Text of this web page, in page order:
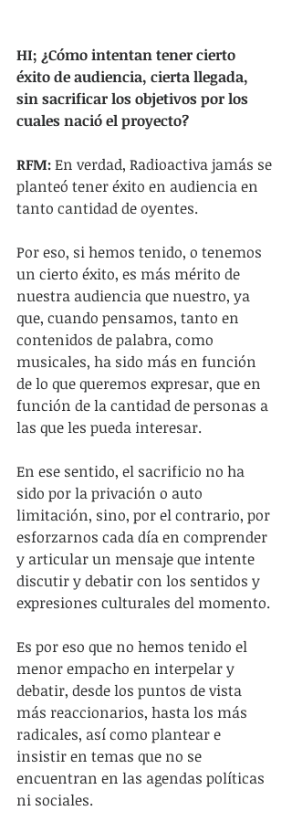
HI; ¿Cómo intentan tener cierto
éxito de audiencia, cierta llegada,
sin sacrificar los objetivos por los
cuales nació el proyecto?
RFM: En verdad, Radioactiva jamás se
planteó tener éxito en audiencia en
tanto cantidad de oyentes.
Por eso, si hemos tenido, o tenemos
un cierto éxito, es más mérito de
nuestra audiencia que nuestro, ya
que, cuando pensamos, tanto en
contenidos de palabra, como
musicales, ha sido más en función
de lo que queremos expresar, que en
función de la cantidad de personas a
las que les pueda interesar.
En ese sentido, el sacrificio no ha
sido por la privación o auto
limitación, sino, por el contrario, por
esforzarnos cada día en comprender
y articular un mensaje que intente
discutir y debatir con los sentidos y
expresiones culturales del momento.
Es por eso que no hemos tenido el
menor empacho en interpelar y
debatir, desde los puntos de vista
más reaccionarios, hasta los más
radicales, así como plantear e
insistir en temas que no se
encuentran en las agendas políticas
ni sociales.